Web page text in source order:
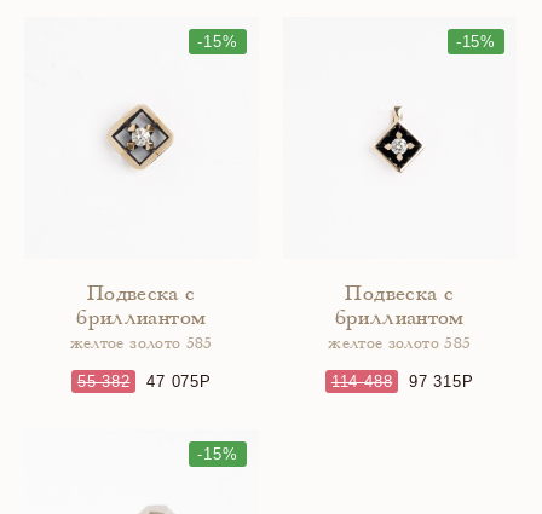
-15%
Подвеска с
бриллиантом
желтое золото 585
55 382 47 075
-15%
Подвеска с
бриллиантом
желтое золото 585
114 488 97 315
-15%